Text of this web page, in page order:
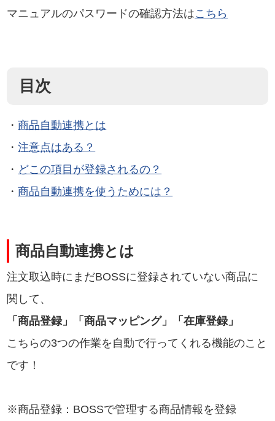
マニュアルのパスワードの確認方法はこちら
目次
・商品自動連携とは
・注意点はある？
・ どこの項目が登録されるの？
・商品自動連携を使うためには？
商品自動連携とは
注文取込時にまだBOSSに登録されていない商品に
関して、
「商品登録」「商品マッピング」「在庫登録」
こちらの3つの作業を自動で行ってくれる機能のこと
です！
※商品登録：BOSSで管理する商品情報を登録